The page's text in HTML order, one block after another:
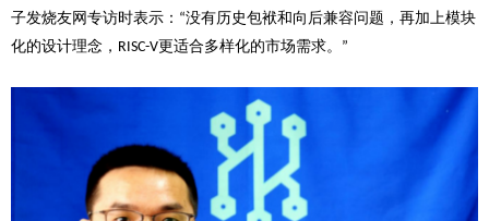
子发烧友网专访时表示： “没有历史包袱和向后兼容问题，再加上模块
化的设计理念， RISC-V更适合多样化的市场需求。 ”